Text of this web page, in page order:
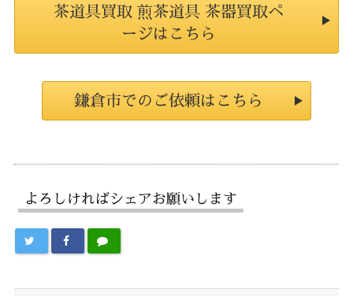
茶道具買取 煎茶道具 茶器買取ペ
ージはこちら
鎌倉市でのご依頼はこちら
よろしければシェアお願いします